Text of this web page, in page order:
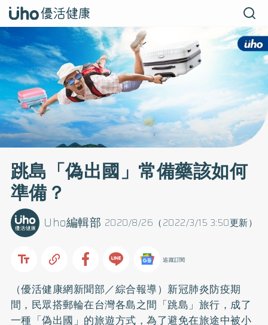
跳島「偽出國」常備藥該如何
準備？
2020/8/26（2022/3/15 3:50更新）
Uho編輯部
追蹤訂閱
（優活健康網新聞部／綜合報導）新冠肺炎防疫期
間，民眾搭郵輪在台灣各島之間「跳島」旅行，成了
一種「偽出國」的旅遊方式，為了避免在旅途中被小